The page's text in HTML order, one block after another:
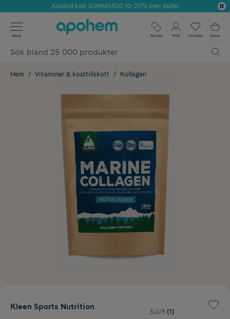
Årets Butik 2025 inom Skönhet
Använd kod: SOMMAR20 för 20% över 649kr
✓ Fri frakt
✓ Poäng på alla köp*
Meny Recept Profil Favoriter Kassa
Hem Vitaminer & kosttillskott Kollagen
Kleen Sports Nutrition
5.0/5 (1)